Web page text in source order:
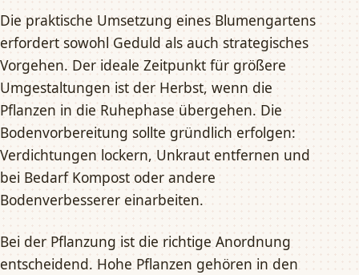
Die praktische Umsetzung eines Blumengartens
erfordert sowohl Geduld als auch strategisches
Vorgehen. Der ideale Zeitpunkt für größere
Umgestaltungen ist der Herbst, wenn die
Pflanzen in die Ruhephase übergehen. Die
Bodenvorbereitung sollte gründlich erfolgen:
Verdichtungen lockern, Unkraut entfernen und
bei Bedarf Kompost oder andere
Bodenverbesserer einarbeiten.
Bei der Pflanzung ist die richtige Anordnung
entscheidend. Hohe Pflanzen gehören in den